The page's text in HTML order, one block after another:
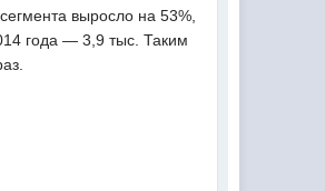
выросло на 53%,
года — 3,9 тыс. Таким